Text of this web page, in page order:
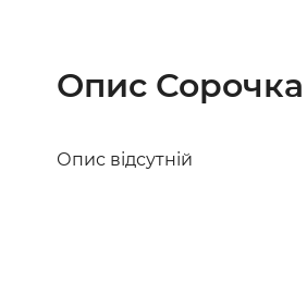
Опис
Опис відсутній